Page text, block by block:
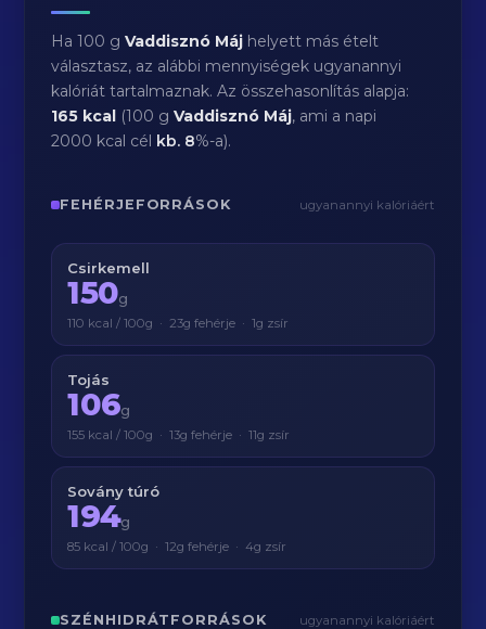
Ha 100 gVaddisznó Máj helyett más ételt
választasz, az alábbi mennyiségek ugyanannyi
kalóriát tartalmaznak. Az összehasonlítás alapja:
165 kcal (100 gVaddisznó Máj, ami a napi
2000 kcal cél kb. 8%-a).
FEHÉRJEFORRÁSOK ugyanannyi kalóriáért
Csirkemell
150g
110 kcal / 100g · 23g fehérje · 1g zsír
Tojás
106g
155 kcal / 100g · 13g fehérje · 11g zsír
Sovány túró
194g
85 kcal / 100g · 12g fehérje · 4g zsír
SZÉNHIDRÁTFORRÁSOK ugyanannyi kalóriáért